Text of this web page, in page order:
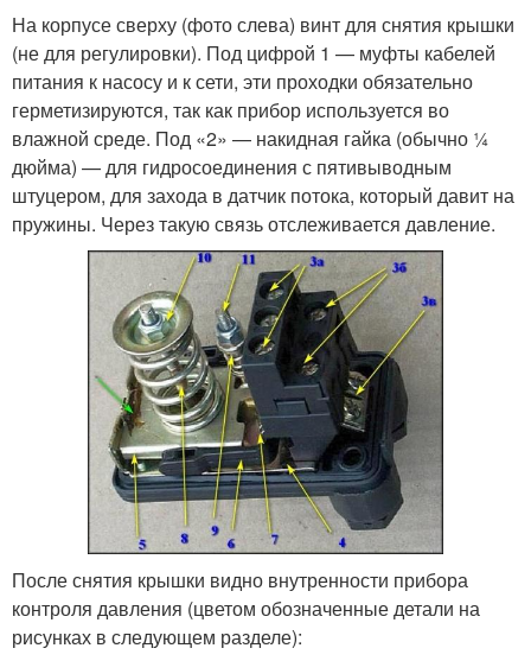
На корпусе сверху (фото слева) винт для снятия крышки
(не для регулировки). Под цифрой 1 — муфты кабелей
питания к насосу и к сети, эти проходки обязательно
герметизируются, так как прибор используется во
влажной среде. Под «2» — накидная гайка (обычно ¼
дюйма) — для гидросоединения с пятивыводным
штуцером, для захода в датчик потока, который давит на
пружины. Через такую связь отслеживается давление.
После снятия крышки видно внутренности прибора
контроля давления (цветом обозначенные детали на
рисунках в следующем разделе):